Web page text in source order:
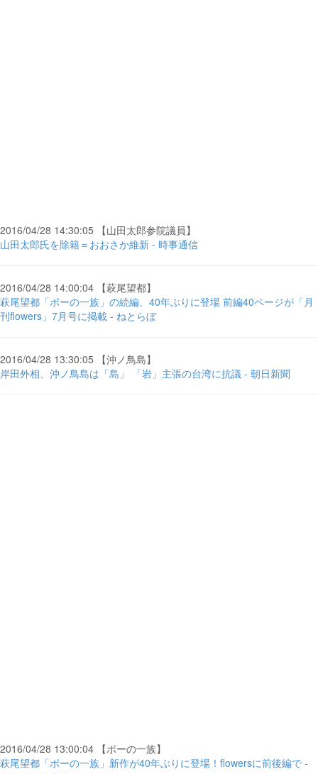
2016/04/28 14:30:05 【山田太郎参院議員】
山田太郎氏を除籍＝おおさか維新 - 時事通信
2016/04/28 14:00:04 【萩尾望都】
萩尾望都「ポーの一族」の続編、40年ぶりに登場 前編40ページが「月
刊flowers」7月号に掲載 - ねとらぼ
2016/04/28 13:30:05 【沖ノ鳥島】
岸田外相、沖ノ鳥島は「島」 「岩」主張の台湾に抗議 - 朝日新聞
2016/04/28 13:00:04 【ポーの一族】
萩尾望都「ポーの一族」新作が40年ぶりに登場！flowersに前後編で -